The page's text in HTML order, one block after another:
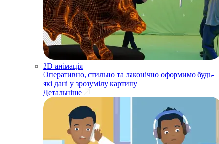
2D анімація
Оперативно, стильно та лаконічно оформимо будь-
які дані у зрозумілу картину
Детальніше